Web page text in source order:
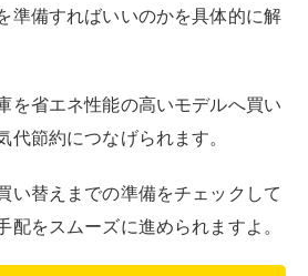
準備すればいいのかを具体的に解
を省エネ性能の高いモデルへ買い
代節約につなげられます。
い替えまでの準備をチェックして
配をスムーズに進められますよ。